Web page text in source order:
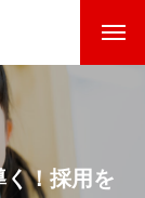
く！採用を